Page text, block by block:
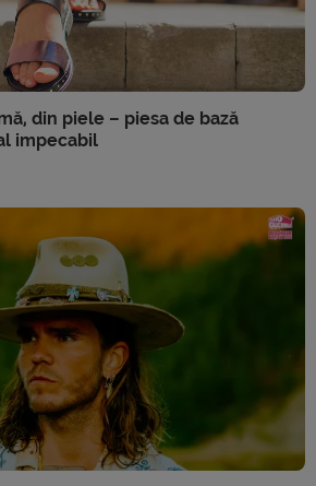
din piele – piesa de bază
impecabil